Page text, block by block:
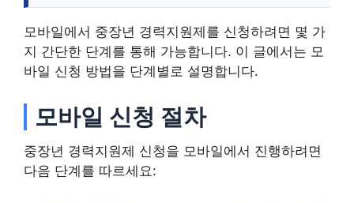
모바일에서 중장년 경력지원제를 신청하려면 몇 가
지 간단한 단계를 통해 가능합니다. 이 글에서는 모
바일 신청 방법을 단계별로 설명합니다.
모바일 신청 절차
중장년 경력지원제 신청을 모바일에서 진행하려면
다음 단계를 따르세요: